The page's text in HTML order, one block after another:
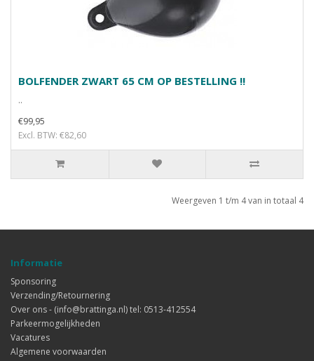
BOLFENDER ZWART 65 CM OP BESTELLING !!
..
€99,95
Excl. BTW: €82,60
Weergeven 1 t/m 4 van in totaal 4
Informatie
Sponsoring
Verzending/Retournering
Over ons - (info@brattinga.nl) tel: 0513-412554
Parkeermogelijkheden
Vacatures
Algemene voorwaarden